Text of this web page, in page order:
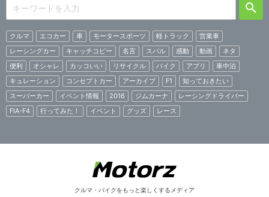
クルマ エコカー 車 モータースポーツ 軽トラック
営業車
レーシングカー
キャッチコピー 名言 スバル 感動 動画
ネタ
便利
オシャレ カッコいい リサイクル バイク アプリ
車中泊
キュレーション
コンセプトカー アーカイブ F1
知っておきたい
スーパーカー
イベント情報 2016 ジムカーナ
レーシングドライバー
FIA-F4
行ってみた！ イベント グッズ レース
クルマ・バイクをもっと楽しくするメディア